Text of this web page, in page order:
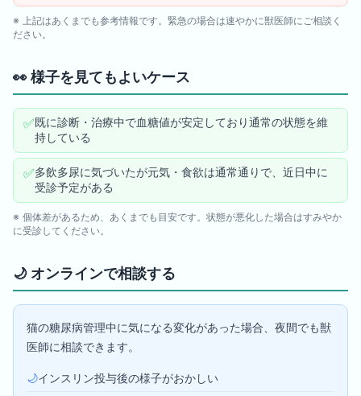
※ 上記はあくまでも参考情報です。緊急の場合は速やかに獣医師にご相談く
ださい。
👀様子を見てもよいケース
✅既に診断・治療中で血糖値が安定しており通常の状態を維
持している
✅多飲多尿に気づいたが元気・食欲は通常通りで、近日中に
受診予定がある
※ 個体差があるため、あくまでも目安です。状態が悪化した場合はすみやか
に受診してください。
🌙 オンラインで相談する
猫の糖尿病管理中に気になる変化があった場合、夜間でも獣
医師に相談できます。
🌙インスリン投与後の様子がおかしい